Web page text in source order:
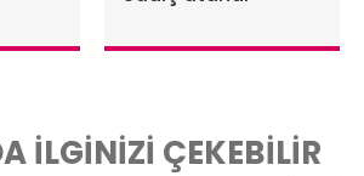
İLGİNİZİ ÇEKEBİLİR